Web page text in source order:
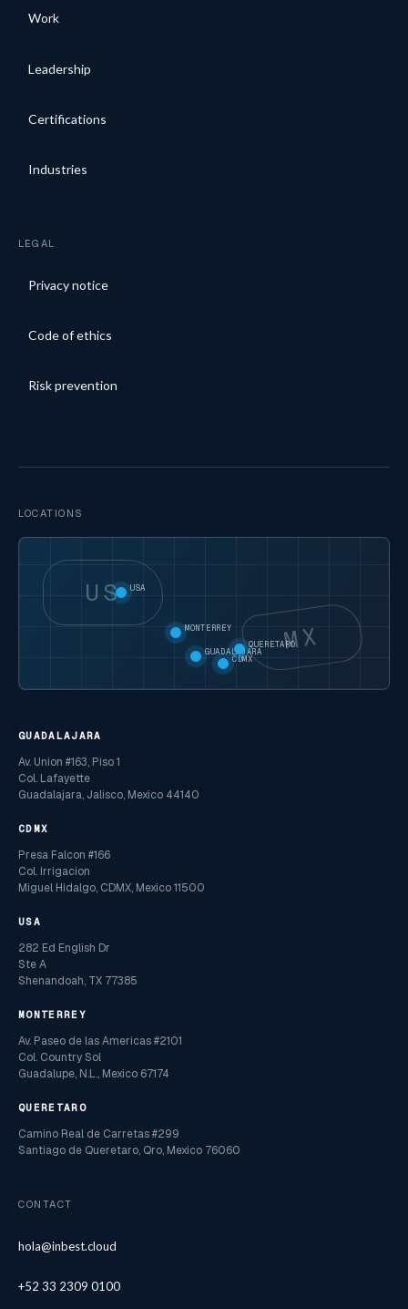
Work
Leadership
Certifications
Industries
LEGAL
Privacy notice
Code of ethics
Risk prevention
LOCATIONS
US
MX
USA
MONTERREY
GUADALAJARA
CDMX
QUERETARO
GUADALAJARA
Av. Union #163, Piso 1
Col. Lafayette
Guadalajara, Jalisco, Mexico 44140
CDMX
Presa Falcon #166
Col. Irrigacion
Miguel Hidalgo, CDMX, Mexico 11500
USA
282 Ed English Dr
Ste A
Shenandoah, TX 77385
MONTERREY
Av. Paseo de las Americas #2101
Col. Country Sol
Guadalupe, N.L., Mexico 67174
QUERETARO
Camino Real de Carretas #299
Santiago de Queretaro, Qro, Mexico 76060
CONTACT
hola@inbest.cloud
+52 33 2309 0100